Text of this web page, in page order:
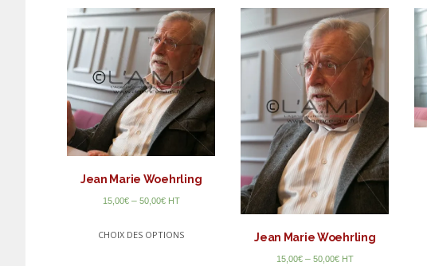
Jean Marie Woehrling
15,00€– 50,00€ HT
CHOIX DES OPTIONS Jean Marie Woehrling
15,00€– 50,00€ HT